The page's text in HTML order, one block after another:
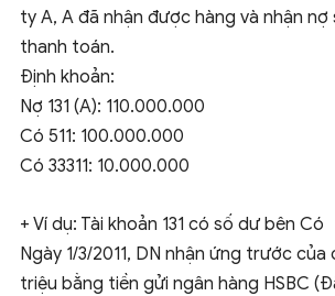
ty A, A đã nhận được hàng và nhận nợ
thanh toán.
Định khoản:
Nợ 131 (A): 110.000.000
Có 511: 100.000.000
Có 33311: 10.000.000
+ Ví dụ: Tài khoản 131 có số dư bên Có
Ngày 1/3/2011, DN nhận ứng trước của
triệu bằng tiền gửi ngân hàng HSBC